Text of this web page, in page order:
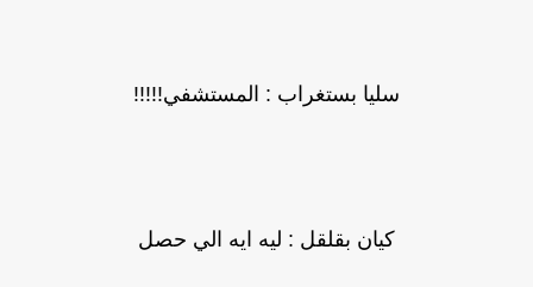
سليا بستغراب : المستشفي!!!!!
كيان بقلقل : ليه ايه الي حصل